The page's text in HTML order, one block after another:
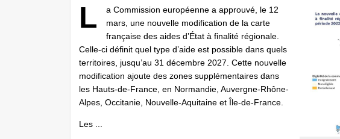
L
a Commission européenne a approuvé, le 12
mars, une nouvelle modification de la carte
française des aides d’État à finalité régionale.
Celle-ci définit quel type d’aide est possible dans quels
territoires, jusqu’au 31 décembre 2027. Cette nouvelle
modification ajoute des zones supplémentaires dans
les Hauts-de-France, en Normandie, Auvergne-Rhône-
Alpes, Occitanie, Nouvelle-Aquitaine et Île-de-France.
Les ...